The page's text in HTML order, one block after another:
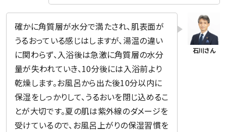
確かに角質層が水分で満たされ、肌表面が
うるおっている感じはしますが、湯温の違い
に関わらず、入浴後は急激に角質層の水分
量が失われていき、10分後には入浴前より
乾燥します。お風呂から出た後10分以内に
保湿をしっかりして、うるおいを閉じ込めるこ
とが大切です。夏の肌は紫外線のダメージを
受けているので、お風呂上がりの保湿習慣を